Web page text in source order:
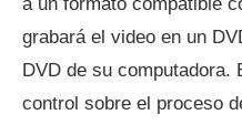
grabará el video en un
DVD de su computadora.
control sobre el proceso